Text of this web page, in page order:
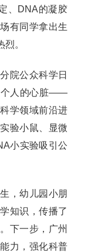
、DNA的凝胶
有同学拿出生
。
院公众科学日
个人的心脏——
学领域前沿进
验小鼠、显微
小实验吸引公
，幼儿园小朋
知识，传播了
下一步，广州
力，强化科普